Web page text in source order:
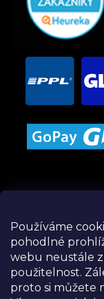
Používáme
pohodlné
webu neustále
použitelnost.
proto si můžete